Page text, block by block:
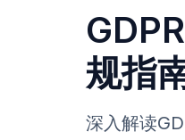
规指
深入解读